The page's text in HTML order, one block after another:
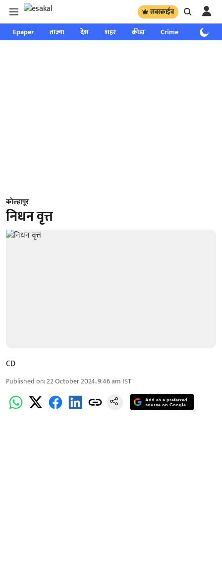
सबस्क्राईब
Epaper ताज्या देश शहर क्रीडा Crime साप्ताहिक
कोल्हापूर
निधन वृत्त
CD
Published on:22 October 2024, 9:46 am IST
Add as a preferred
source on Google